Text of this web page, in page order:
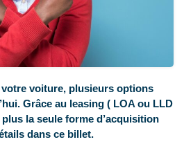
votre voiture, plusieurs options
Grâce au leasing ( LOA ou LLD
plus la seule forme d’acquisition
dans ce billet.